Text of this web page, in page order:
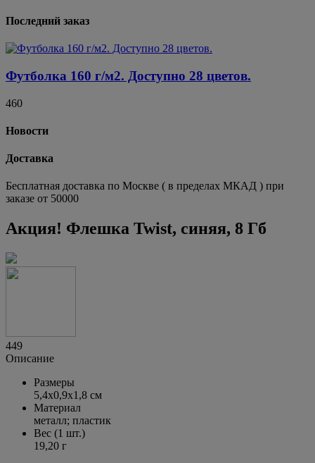
Последний заказ
Футболка 160 г/м2. Доступно 28 цветов.
460
Новости
Доставка
Бесплатная доставка по Москве ( в пределах МКАД ) при
заказе от 50000
Aкция! Флешка Twist, синяя, 8 Гб
449
Описание
Размеры
5,4х0,9х1,8 см
Материал
металл; пластик
Вес (1 шт.)
19,20 г